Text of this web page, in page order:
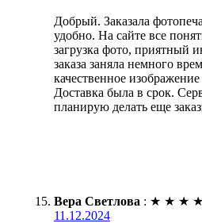
Добрый. Заказала
удобно. На сайте все
загрузка фото, приятный
заказа заняла немного
качественное
Доставка была в срок.
планирую делать еще
Вера Светлова : ★ ★ ★ ★
11.12.2024